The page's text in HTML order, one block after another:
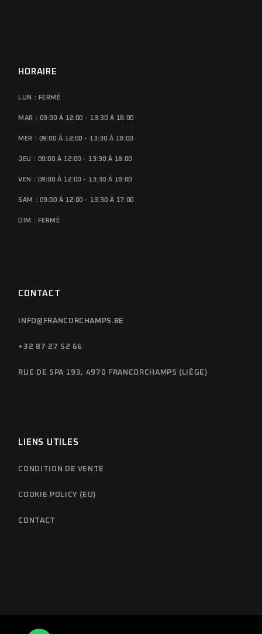
HORAIRE
LUN : FERMÉ
MAR : 09:00 À 12:00 - 13:30 À 18:00
MER : 09:00 À 12:00 - 13:30 À 18:00
JEU : 09:00 À 12:00 - 13:30 À 18:00
VEN : 09:00 À 12:00 - 13:30 À 18:00
SAM : 09:00 À 12:00 - 13:30 À 17:00
DIM : FERMÉ
CONTACT
INFO@FRANCORCHAMPS.BE
+32 87 27 52 66
RUE DE SPA 193, 4970 FRANCORCHAMPS (LIÈGE)
LIENS UTILES
CONDITION DE VENTE
COOKIE POLICY (EU)
CONTACT